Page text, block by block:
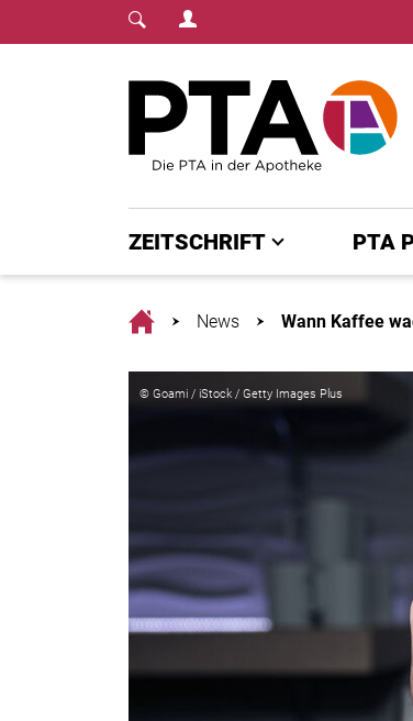
Login Menu
ZEITSCHRIFT PTA
HomeNews Wann Kaffee
© Goami / iStock / Getty Images Plus